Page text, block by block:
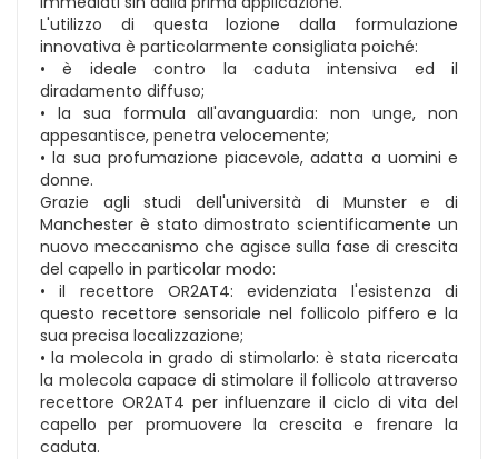
L'utilizzo di questa lozione dalla formulazione
innovativa è particolarmente consigliata poiché:
• è ideale contro la caduta intensiva ed il
diradamento diffuso;
• la sua formula all'avanguardia: non unge, non
appesantisce, penetra velocemente;
• la sua profumazione piacevole, adatta a uomini e
donne.
Grazie agli studi dell'università di Munster e di
Manchester è stato dimostrato scientificamente un
nuovo meccanismo che agisce sulla fase di crescita
del capello in particolar modo:
• il recettore OR2AT4: evidenziata l'esistenza di
questo recettore sensoriale nel follicolo piffero e la
sua precisa localizzazione;
• la molecola in grado di stimolarlo: è stata ricercata
la molecola capace di stimolare il follicolo attraverso
recettore OR2AT4 per influenzare il ciclo di vita del
capello per promuovere la crescita e frenare la
caduta.